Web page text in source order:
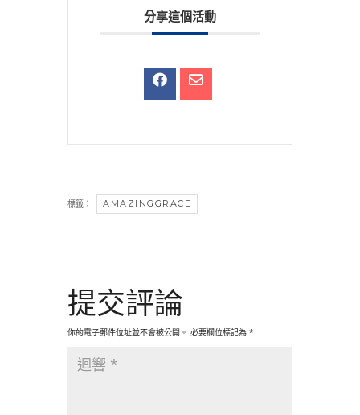
分享這個活動
標籤： AMAZINGGRACE
提交評論
你的電子郵件位址並不會被公開。 必要欄位標記為 *